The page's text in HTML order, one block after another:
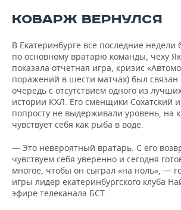
КОВАРЖ ВЕРНУЛСЯ
В Екатеринбурге все последние недели
по основному вратарю команды, чеху
показала отчетная игра, кризис
поражений в шести матчах) был
очередь с отсутствием одного из
истории КХЛ. Его сменщики Сохатский
попросту не выдерживали уровень, на
чувствует себя как рыба в воде.
— Это невероятный вратарь. С его
чувствуем себя уверенно и сегодня
многое, чтобы он сыграл «на ноль», —
игры лидер екатеринбургского клуба
эфире телеканала БСТ.